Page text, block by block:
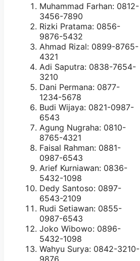
Muhammad Farhan: 0812-
3456-7890
Rizki Pratama: 0856-
9876-5432
Ahmad Rizal: 0899-8765-
4321
Adi Saputra: 0838-7654-
3210
Dani Permana: 0877-
1234-5678
Budi Wijaya: 0821-0987-
6543
Agung Nugraha: 0810-
8765-4321
Faisal Rahman: 0881-
0987-6543
Arief Kurniawan: 0836-
5432-1098
Dedy Santoso: 0897-
6543-2109
Rudi Setiawan: 0855-
0987-6543
Joko Wibowo: 0896-
5432-1098
Wahyu Surya: 0842-3210-
9876